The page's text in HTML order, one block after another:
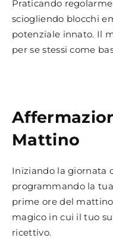
Praticando
sciogliendo blocchi
potenziale innato. Il
per se stessi come
Mattino
Iniziando la giornata
programmando la
prime ore del
magico in cui il tuo
ricettivo.